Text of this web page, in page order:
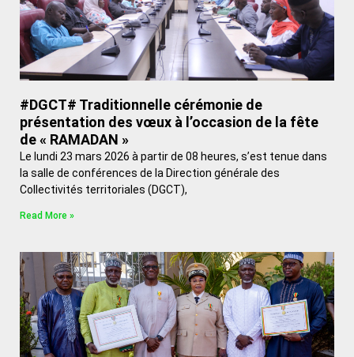
#DGCT# Traditionnelle cérémonie de
présentation des vœux à l’occasion de la fête
de « RAMADAN »
Le lundi 23 mars 2026 à partir de 08 heures, s’est tenue dans
la salle de conférences de la Direction générale des
Collectivités territoriales (DGCT),
Read More »